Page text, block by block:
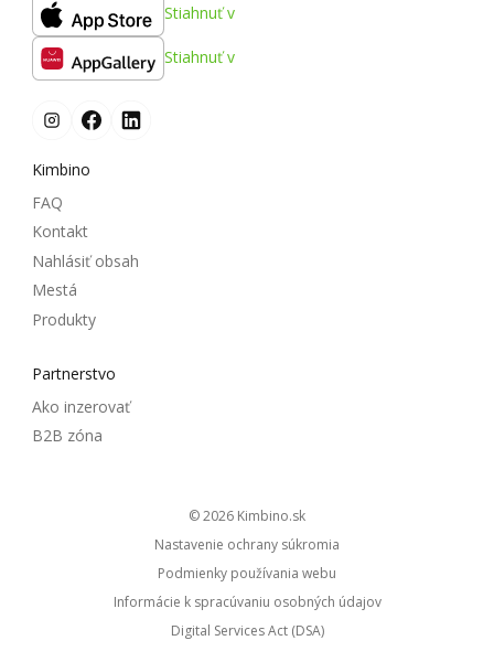
Stiahnuť v
Stiahnuť v
Kimbino
FAQ
Kontakt
Nahlásiť obsah
Mestá
Produkty
Partnerstvo
Ako inzerovať
B2B zóna
© 2026
kimbino.sk
Nastavenie ochrany súkromia
Podmienky používania webu
Informácie k spracúvaniu osobných údajov
Digital Services Act (DSA)